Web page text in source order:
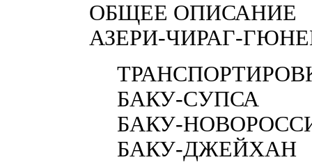
ОБЩЕЕ ОПИСАНИЕ
АЗЕРИ-ЧИРАГ-
БАКУ-СУПСА
БАКУ-
БАКУ-ДЖЕЙХАН